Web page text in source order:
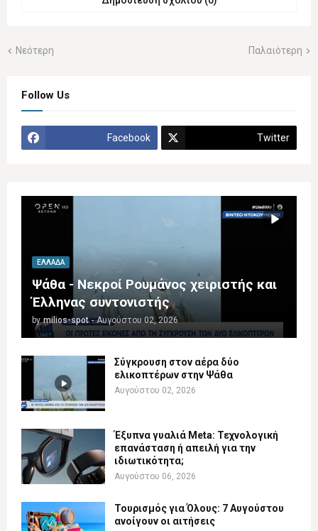
Νεότερη Παλαιότερη
Follow Us
Facebook Twitter
ΕΛΛΆΔΑ
Ψάθα - Νεκροί Ρουμάνος χειριστής και
Έλληνας συντονιστής
by milios-spot - Αυγούστου 02, 2026
Σύγκρουση στον αέρα δύο
ελικοπτέρων στην Ψάθα
Αυγούστου 02, 2026
Έξυπνα γυαλιά Meta: Τεχνολογική
επανάσταση ή απειλή για την
ιδιωτικότητα;
Αυγούστου 06, 2026
Τουρισμός για Όλους: 7 Αυγούστου
ανοίγουν οι αιτήσεις